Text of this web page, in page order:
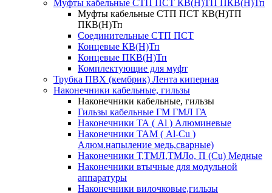
Муфты кабельные СТП ПСТ КВ(Н)ТП ПКВ(Н)Тп
Муфты кабельные СТП ПСТ КВ(Н)ТП
ПКВ(Н)Тп
Соединительные СТП ПСТ
Концевые КВ(Н)Тп
Концевые ПКВ(Н)Тп
Комплектующие для муфт
Трубка ПВХ (кембрик) Лента киперная
Наконечники кабельные, гильзы
Наконечники кабельные, гильзы
Гильзы кабельные ГМ ГМЛ ГА
Наконечники ТА ( Al ) Алюминевые
Наконечники ТАМ ( Al-Cu )
Алюм.напыление медь,сварные)
Наконечники Т,ТМЛ,ТМЛо, П (Cu) Медные
Наконечники втычные для модульной
аппаратуры
Наконечники вилочковые,гильзы